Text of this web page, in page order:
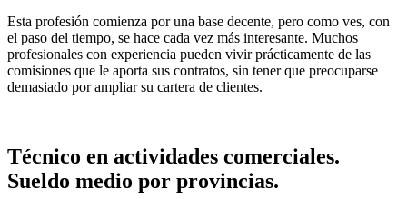
Esta profesión comienza por una base decente, pero como ves, con
el paso del tiempo, se hace cada vez más interesante. Muchos
profesionales con experiencia pueden vivir prácticamente de las
comisiones que le aporta sus contratos, sin tener que preocuparse
demasiado por ampliar su cartera de clientes.
Técnico en actividades comerciales.
Sueldo medio por provincias.